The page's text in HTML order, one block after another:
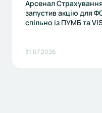
Арсенал Страхування
запустив акцію для
спільно із ПУМБ та
31.07.2026